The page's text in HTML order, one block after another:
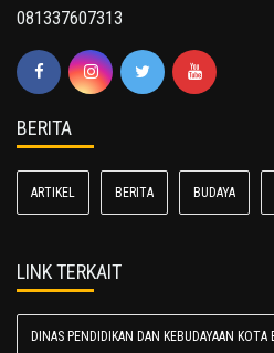
081337607313
BERITA
ARTIKEL BERITA BUDAYA
LINK TERKAIT
DINAS PENDIDIKAN DAN KEBUDAYAAN KOTA